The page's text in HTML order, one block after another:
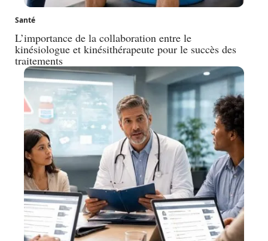
Santé
L’importance de la collaboration entre le
kinésiologue et kinésithérapeute pour le succès des
traitements